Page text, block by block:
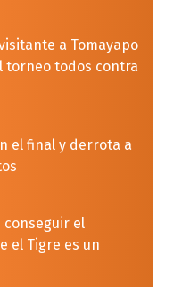
a Tomayapo
torneo todos contra
el final y derrota a
conseguir el
el Tigre es un